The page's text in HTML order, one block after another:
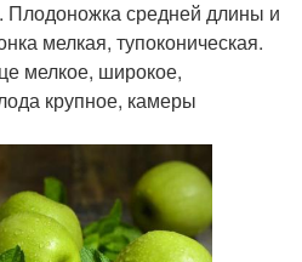
средней длины и
мелкая, тупоконическая.
мелкое, широкое,
крупное, камеры